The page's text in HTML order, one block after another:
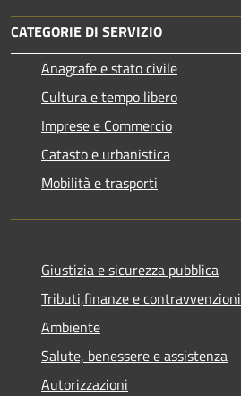
CATEGORIE DI SERVIZIO
Anagrafe e stato civile
Cultura e tempo libero
Imprese e Commercio
Catasto e urbanistica
Mobilità e trasporti
Giustizia e sicurezza pubblica
Tributi,finanze e contravvenzioni
Ambiente
Salute, benessere e assistenza
Autorizzazioni